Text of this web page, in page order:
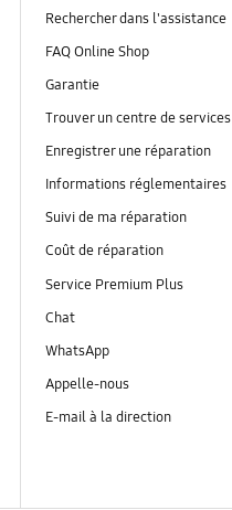
Rechercher dans l'assistance
FAQ Online Shop
Garantie
Trouver un centre de services
Enregistrer une réparation
Informations réglementaires
Suivi de ma réparation
Coût de réparation
Service Premium Plus
Chat
WhatsApp
Appelle-nous
E-mail à la direction